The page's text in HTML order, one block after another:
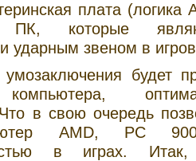
плата
ПК, которые
ударным звеном в
будет
компьютера,
в свою очередь
AMD, PC
в играх.